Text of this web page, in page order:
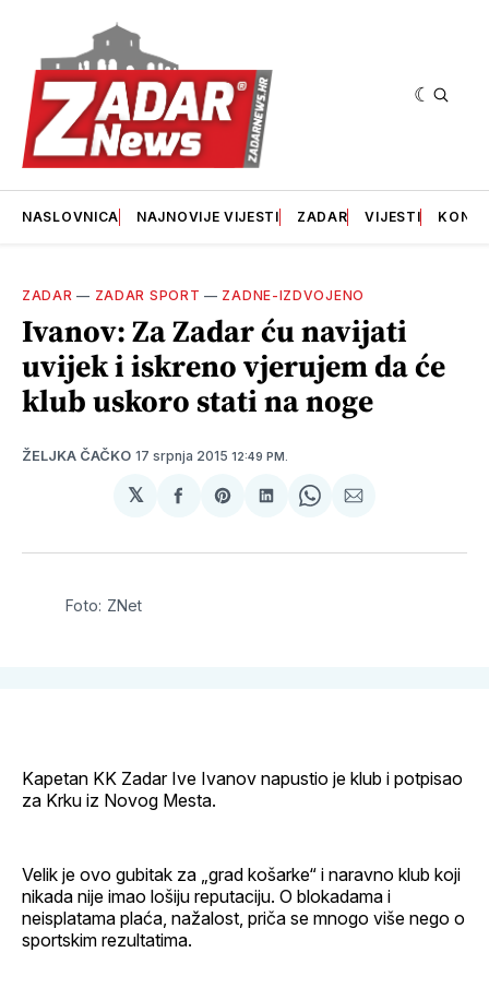
NASLOVNICA NAJNOVIJE VIJESTI ZADAR VIJESTI
ZADAR — ZADAR SPORT — ZADNE-IZDVOJENO
Ivanov: Za Zadar ću navijati
uvijek i iskreno vjerujem da će
klub uskoro stati na noge
ŽELJKA ČAČKO 17 srpnja 2015 12:49 PM.
𝕏
podijeliSharepodijeliSharepodijeli
Foto: ZNet
Kapetan KK Zadar Ive Ivanov napustio je klub i potpisao
za Krku iz Novog Mesta.
Velik je ovo gubitak za „grad košarke“ i naravno klub koji
nikada nije imao lošiju reputaciju. O blokadama i
neisplatama plaća, nažalost, priča se mnogo više nego o
sportskim rezultatima.